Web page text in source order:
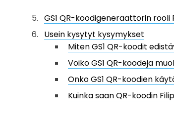
GS1 QR-koodigeneraattorin rooli
Usein kysytyt kysymykset
Miten GS1 QR-koodit
Voiko GS1 QR-koodeja
Onko GS1 QR-koodien
Kuinka saan QR-koodin